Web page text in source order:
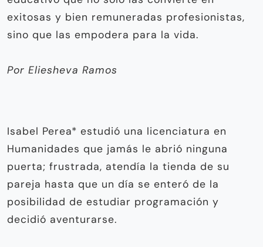
exitosas y bien remuneradas profesionistas,
sino que las empodera para la vida.
Por Eliesheva Ramos
Isabel Perea* estudió una licenciatura en
Humanidades que jamás le abrió ninguna
puerta; frustrada, atendía la tienda de su
pareja hasta que un día se enteró de la
posibilidad de estudiar programación y
decidió aventurarse.